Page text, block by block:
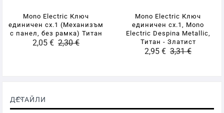
Mono Electric Ключ
единичен сх.1 (Механизъм
с панел, без рамка) Титан
2,05 € 2,30 €
Mono Electric Ключ
единичен сх.1, Mono
Electric Despina Metallic,
Титан - Златист
2,95 € 3,31 €
ДЕТАЙЛИ